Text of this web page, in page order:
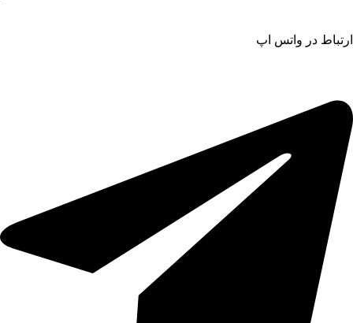
ارتباط در واتس اپ